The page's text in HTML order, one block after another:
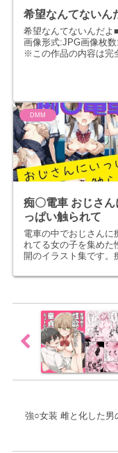
希望なんてないん
希望なんてないんだよ
画像形式:JPG画像枚
※この作品の内容は完
DiffusionでAIにより生
た画像を加筆...
DMM
痴〇電車 おじさん
っぱい触られて
電車の中でおじさんに
れてる女の子を集めた
開のイラスト集です。
いるあなたには手に取
と飽きてきた方にも是
取ってみてほしい。ソ
ロならではのエロさが
はあり...
強○女装 雌と化した男